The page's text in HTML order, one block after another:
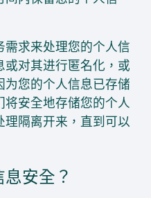
求来处理您的个人信
对其进行匿名化，或
您的个人信息已存储
安全地存储您的个人
隔离开来，直到可以
安全？